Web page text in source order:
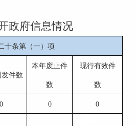
政府信息情况
十条第（一）项
件数
本年废止件
数
现行有效件
数
0 0 0